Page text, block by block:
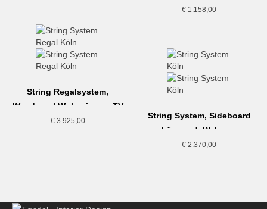
Eiche
€ 1.158,00
String Regalsystem,
Wandregal Wohnzimmer TV
€3.925,00
String System, Sideboard
hängend, Walnuss
€ 2.370,00